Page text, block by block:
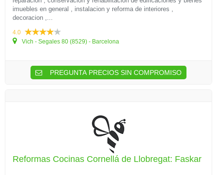
imuebles en general , instalacion y reforma de interiores ,
decoracion ,...
4.0
Vich - Segales 80 (8529) - Barcelona
PREGUNTA PRECIOS SIN COMPROMISO
Reformas Cocinas Cornellá de Llobregat: Faskar